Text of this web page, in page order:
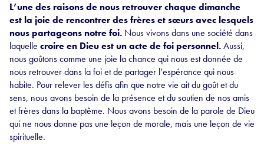
L’une des raisons de nous retrouver chaque dimanche
est la joie de rencontrer des frères et sœurs avec lesquels
nous partageons notre foi. Nous vivons dans une société dans
laquelle croire en Dieu est un acte de foi personnel.Aussi,
nous goûtons comme une joie la chance qui nous est donnée de
nous retrouver dans la foi et de partager l’espérance qui nous
habite. Pour relever les défis afin que notre vie ait du goût et du
sens, nous avons besoin de la présence et du soutien de nos amis
et frères dans la baptême. Nous avons besoin de la parole de Dieu
qui ne nous donne pas une leçon de morale, mais une leçon de vie
spirituelle.